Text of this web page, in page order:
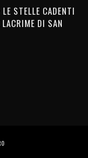
LE STELLE CADENTI
DI SAN